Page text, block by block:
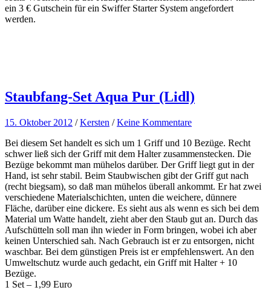
ein 3 € Gutschein für ein Swiffer Starter System angefordert
werden.
Staubfang-Set Aqua Pur (Lidl)
15. Oktober 2012 /Kersten /Keine Kommentare
Bei diesem Set handelt es sich um 1 Griff und 10 Bezüge. Recht
schwer ließ sich der Griff mit dem Halter zusammenstecken. Die
Bezüge bekommt man mühelos darüber. Der Griff liegt gut in der
Hand, ist sehr stabil. Beim Staubwischen gibt der Griff gut nach
(recht biegsam), so daß man mühelos überall ankommt. Er hat zwei
verschiedene Materialschichten, unten die weichere, dünnere
Fläche, darüber eine dickere. Es sieht aus als wenn es sich bei dem
Material um Watte handelt, zieht aber den Staub gut an. Durch das
Aufschütteln soll man ihn wieder in Form bringen, wobei ich aber
keinen Unterschied sah. Nach Gebrauch ist er zu entsorgen, nicht
waschbar. Bei dem günstigen Preis ist er empfehlenswert. An den
Umweltschutz wurde auch gedacht, ein Griff mit Halter + 10
Bezüge.
1 Set – 1,99 Euro